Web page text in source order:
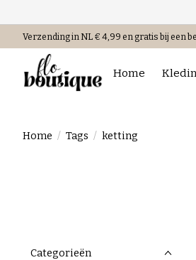
Verzending in NL € 4,99 en gratis bij een
Home
Home / Tags / ketting
Categorieën